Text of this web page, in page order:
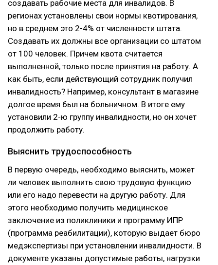
создавать рабочие места для инвалидов. В
регионах установлены свои нормы квотирования,
но в среднем это 2-4% от численности штата.
Создавать их должны все организации со штатом
от 100 человек. Причем квота считается
выполненной, только после принятия на работу. А
как быть, если действующий сотрудник получил
инвалидность? Например, консультант в магазине
долгое время был на больничном. В итоге ему
установили 2-ю группу инвалидности, но он хочет
продолжить работу.
Выяснить трудоспособность
В первую очередь, необходимо выяснить, может
ли человек выполнить свою трудовую функцию
или его надо перевести на другую работу. Для
этого необходимо получить медицинское
заключение из поликлиники и программу ИПР
(программа реабилитации), которую выдает бюро
медэкспертизы при установлении инвалидности. В
документе указаны допустимые работы, нагрузки